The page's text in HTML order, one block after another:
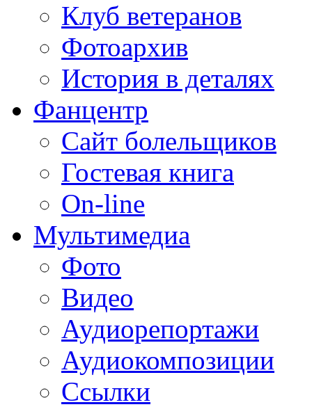
Клуб ветеранов
Фотоархив
История в деталях
Фанцентр
Сайт болельщиков
Гостевая книга
On-line
Мультимедиа
Фото
Видео
Аудиорепортажи
Аудиокомпозиции
Ссылки